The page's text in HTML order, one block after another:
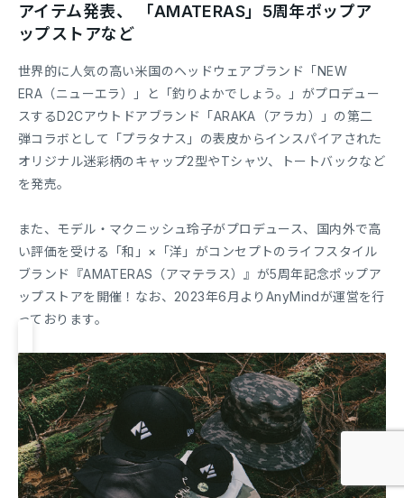
アイテム発表、 「AMATERAS」5周年ポップア
ップストアなど
世界的に人気の高い米国のヘッドウェアブランド「NEW
ERA（ニューエラ）」と「釣りよかでしょう。」がプロデュー
スするD2Cアウトドアブランド「ARAKA（アラカ）」の第二
弾コラボとして「プラタナス」の表皮からインスパイアされた
オリジナル迷彩柄のキャップ2型やTシャツ、トートバックなど
を発売。
また、モデル・マクニッシュ玲子がプロデュース、国内外で高
い評価を受ける「和」×「洋」がコンセプトのライフスタイル
ブランド『AMATERAS（アマテラス）』が5周年記念ポップア
ップストアを開催！なお、2023年6月よりAnyMindが運営を行
っております。